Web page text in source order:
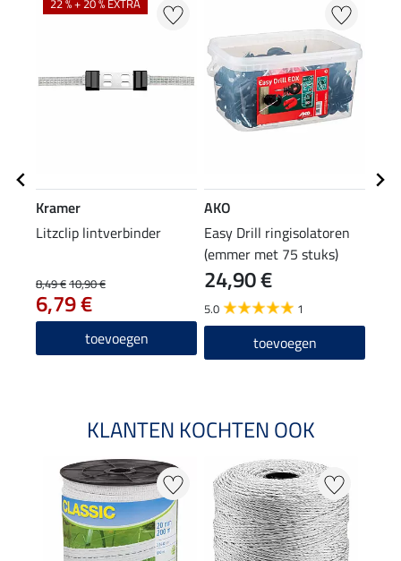
Kramer
Litzclip lintverbinder
8,49 €10,90 €
6,79 €
toevoegen
AKO
Easy Drill ringisolatoren
(emmer met 75 stuks)
24,90 €
5.0 1
toevoegen
KLANTEN KOCHTEN OOK